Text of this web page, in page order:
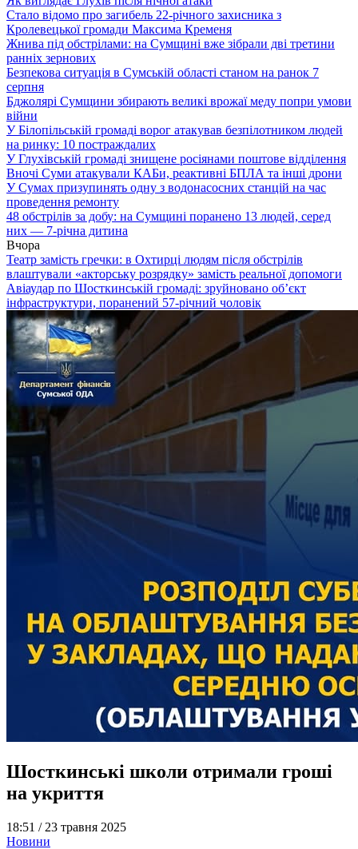
Стало відомо про загибель 22-річного захисника з
Кролевецької громади Максима Кременя
Жнива під обстрілами: на Сумщині вже зібрали дві третини
ранніх зернових
Безпекова ситуація в Сумській області станом на ранок 7
серпня
Бджолярі Сумщини збирають великі врожаї меду попри умови
війни
У Білопільській громаді ворог атакував безпілотником людей
на ринку: 10 постраждалих
У Глухівській громаді знищене росіянами поштове відділення
Вночі Суми атакували КАБи, реактивні БПЛА та інші дрони
У Сумах призупинять одну з водонасосних станцій на час
проведення ремонту
48 обстрілів за добу: на Сумщині поранено 13 людей, серед
них — 7-річна дитина
Вчора
Театр замість гречки: в Охтирці людям після обстрілів
влаштували «акторську розрядку» замість реальної допомоги
Авіаудар по Шосткинській громаді: зруйновано об’єкт
інфраструктури, поранений 57-річний чоловік
Шосткинські школи отримали гроші
на укриття
18:51 / 23 травня 2025
Новини